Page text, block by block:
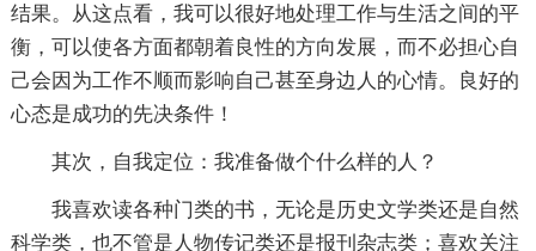
结果。从这点看，我可以很好地处理工作与生活之间的平
衡，可以使各方面都朝着良性的方向发展，而不必担心自
己会因为工作不顺而影响自己甚至身边人的心情。良好的
心态是成功的先决条件！
其次，自我定位：我准备做个什么样的人？
我喜欢读各种门类的书，无论是历史文学类还是自然
科学类，也不管是人物传记类还是报刊杂志类；喜欢关注